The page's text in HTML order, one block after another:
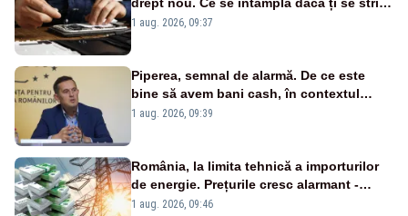
un produs
1 aug. 2026, 09:37
Piperea, semnal de alarmă. De ce este
bine să avem bani cash, în contextul
alertei energetice?
1 aug. 2026, 09:39
România, la limita tehnică a importurilor
de energie. Prețurile cresc alarmant -
Analiză Realitatea Plus
1 aug. 2026, 09:46